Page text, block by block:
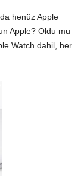
henüz Apple
Apple? Oldu mu
Watch dahil, her